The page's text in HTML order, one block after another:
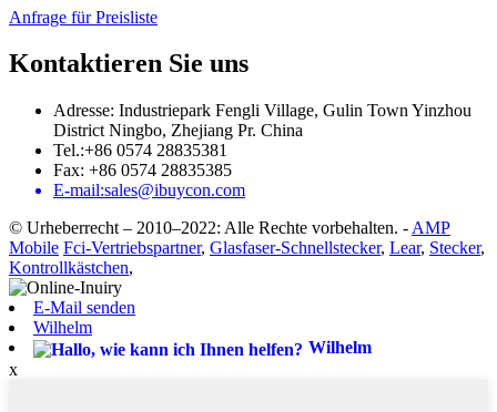
Anfrage für Preisliste
Kontaktieren Sie uns
Adresse: Industriepark Fengli Village, Gulin Town Yinzhou
District Ningbo, Zhejiang Pr. China
Tel.:+86 0574 28835381
Fax: +86 0574 28835385
E-mail:sales@ibuycon.com
© Urheberrecht – 2010–2022: Alle Rechte vorbehalten. - AMP
Mobile Fci-Vertriebspartner, Glasfaser-Schnellstecker, Lear, Stecker,
Kontrollkästchen,
E-Mail senden
Wilhelm
Wilhelm
x